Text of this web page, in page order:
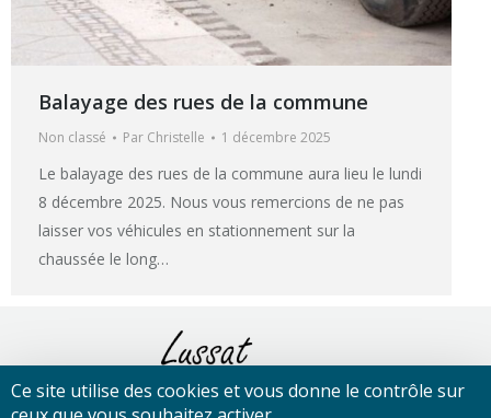
Balayage des rues de la commune
Non classé Par Christelle 1 décembre 2025
Le balayage des rues de la commune aura lieu le lundi
8 décembre 2025. Nous vous remercions de ne pas
laisser vos véhicules en stationnement sur la
chaussée le long…
Ce site utilise des cookies et vous donne le contrôle sur